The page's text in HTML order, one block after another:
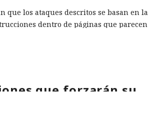
que los ataques descritos se basan en la
dentro de páginas que parecen
ejecutar el navegador de forma
que forzarán su